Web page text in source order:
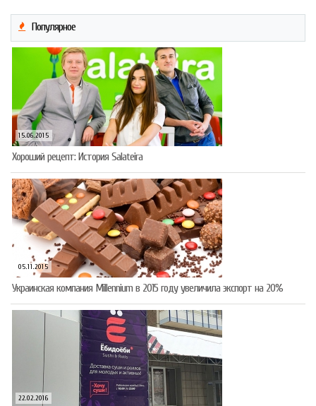
Популярное
15.06.2015
Хороший рецепт: История Salateira
05.11.2015
Украинская компания Millennium в 2015 году увеличила экспорт на 20%
22.02.2016